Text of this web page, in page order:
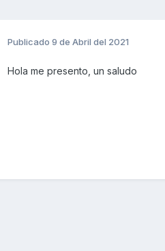
Publicado 9 de Abril del 2021
Hola me presento, un saludo